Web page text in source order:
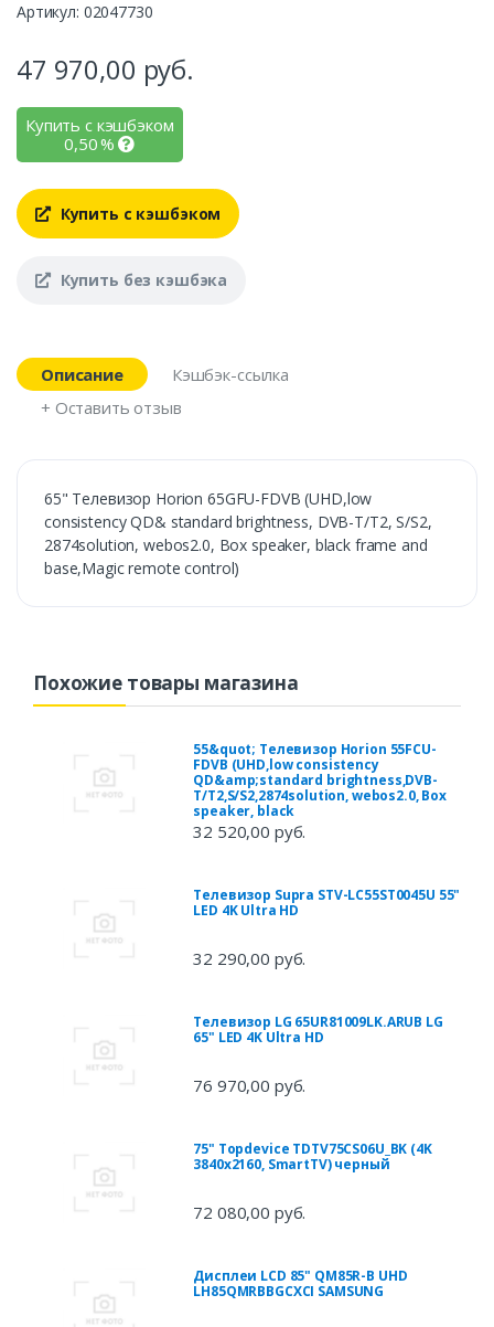
Артикул: 02047730
47 970,00 руб.
Купить с кэшбэком
0,50%
Купить с кэшбэком
Купить без кэшбэка
Описание
Кэшбэк-ссылка
+ Оставить отзыв
65" Телевизор Horion 65GFU-FDVB (UHD,low
consistency QD& standard brightness, DVB-T/T2, S/S2,
2874solution, webos2.0, Box speaker, black frame and
base,Magic remote control)
Похожие товары магазина
55&quot; Телевизор Horion 55FCU-
FDVB (UHD,low consistency
QD&amp;standard brightness,DVB-
T/T2,S/S2,2874solution, webos2.0, Box
speaker, black
32 520,00 руб.
Телевизор Supra STV-LC55ST0045U 55"
LED 4K Ultra HD
32 290,00 руб.
Телевизор LG 65UR81009LK.ARUB LG
65" LED 4K Ultra HD
76 970,00 руб.
75" Topdevice TDTV75CS06U_BK (4K
3840x2160, SmartTV) черный
72 080,00 руб.
Дисплеи LCD 85" QM85R-B UHD
LH85QMRBBGCXCI SAMSUNG